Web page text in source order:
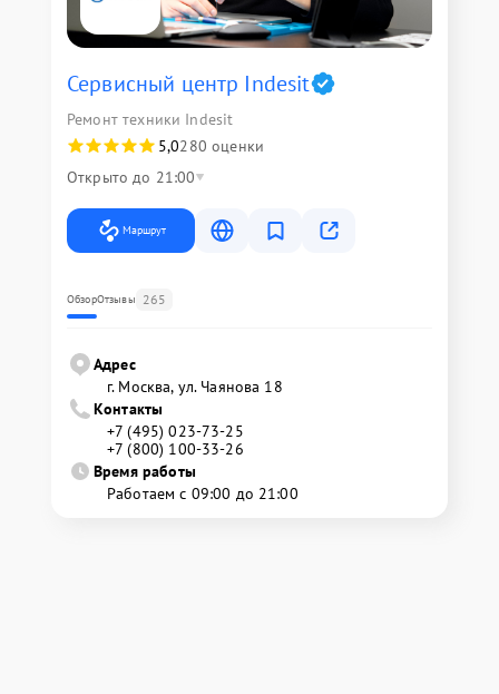
Сервисный центр Indesit
Ремонт техники Indesit
5,0280 оценки
Открыто до 21:00
Маршрут
ОбзорОтзывы 265
Адрес
г. Москва, ул. Чаянова 18
Контакты
+7 (495) 023-73-25
+7 (800) 100-33-26
Время работы
Работаем с 09:00 до 21:00